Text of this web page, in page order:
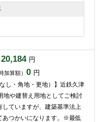
20,184 円
加算額） 0 円
し・角地・更地）】近鉄久津
や建替え用地としてご検討
ていますが、建築基準法上
あつかいになります。※最低